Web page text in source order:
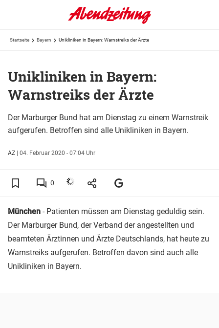
Startseite Bayern Unikliniken in Bayern: Warnstreiks der Ärzte
Unikliniken in Bayern:
Warnstreiks der Ärzte
Der Marburger Bund hat am Dienstag zu einem Warnstreik
aufgerufen. Betroffen sind alle Unikliniken in Bayern.
AZ | 04. Februar 2020 - 07:04 Uhr
0
München - Patienten müssen am Dienstag geduldig sein.
Der Marburger Bund, der Verband der angestellten und
beamteten Ärztinnen und Ärzte Deutschlands, hat heute zu
Warnstreiks aufgerufen. Betroffen davon sind auch alle
Unikliniken in Bayern.